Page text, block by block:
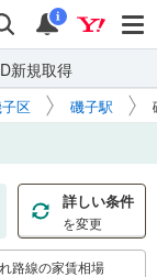
検索 通知
i
新規取得
区 磯子駅
詳しい条件
を変更
路線の家賃相場